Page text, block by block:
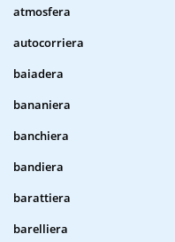
atmosfera
autocorriera
baiadera
bananiera
banchiera
bandiera
barattiera
barelliera